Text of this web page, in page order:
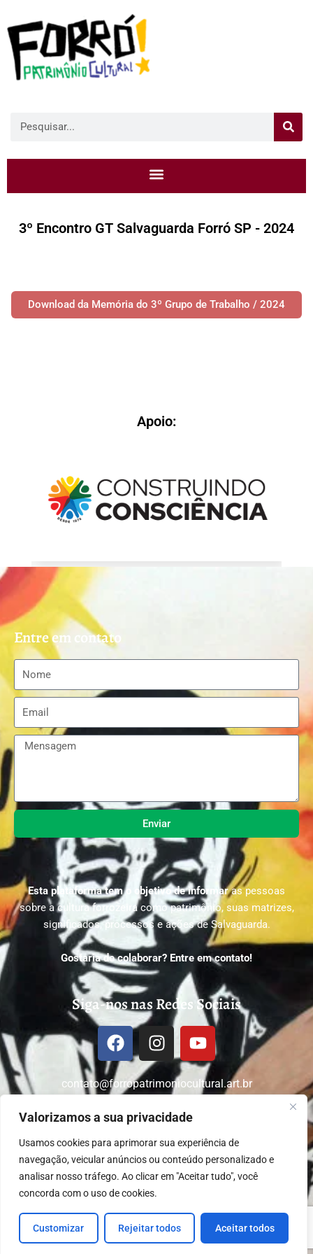
Valorizamos a sua privacidade
Usamos cookies para aprimorar sua experiência de
navegação, veicular anúncios ou conteúdo personalizado e
analisar nosso tráfego. Ao clicar em "Aceitar tudo", você
concorda com o uso de cookies.
Customizar Rejeitar todos Aceitar todos
3º Encontro GT Salvaguarda Forró SP - 2024
Download da Memória do 3º Grupo de Trabalho / 2024
Apoio:
Entre em contato
Enviar
Esta plataforma tem o objetivo de informaras pessoas
sobre a cultura forrozeira como patrimônio, suas matrizes,
significados, processos e ações de Salvaguarda.
Gostaria de colaborar? Entre em contato!
Siga-nos nas Redes Sociais
contato@forropatrimoniocultural.art.br
2026
© Forró Patrimônio Cultural | Todos os
direitos deste material são reservados aos
mantenedores do Site Forró Patrimônio Cultural,
conforme a Lei nº 9.610/98. A sua publicação,
prévia é proibida.